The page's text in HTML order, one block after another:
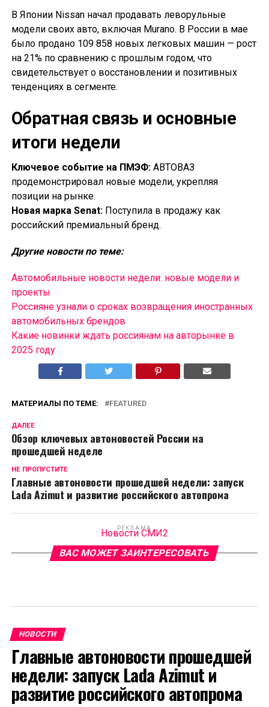
В Японии Nissan начал продавать леворульные
модели своих авто, включая Murano. В России в мае
было продано 109 858 новых легковых машин — рост
на 21% по сравнению с прошлым годом, что
свидетельствует о восстановлении и позитивных
тенденциях в сегменте.
Обратная связь и основные
итоги недели
Ключевое событие на ПМЭФ:АВТОВАЗ
продемонстрировал новые модели, укрепляя
позиции на рынке.
Новая марка Senat:Поступила в продажу как
российский премиальный бренд.
Другие новости по теме:
Автомобильные новости недели: новые модели и
проекты
Россияне узнали о сроках возвращения иностранных
автомобильных брендов
Какие новинки ждать россиянам на авторынке в
2025 году
МАТЕРИАЛЫ ПО ТЕМЕ: FEATURED
ДАЛЕЕ
Обзор ключевых автоновостей России на
прошедшей неделе
НЕ ПРОПУСТИТЕ
Главные автоновости прошедшей недели: запуск
Lada Azimut и развитие российского автопрома
РЕКЛАМА
Новости СМИ2
ВАС МОЖЕТ ЗАИНТЕРЕСОВАТЬ
НОВОСТИ
Главные автоновости прошедшей
недели: запуск Lada Azimut и
развитие российского автопрома